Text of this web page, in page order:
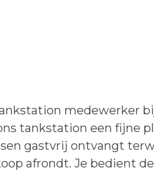
medewerker
tankstation een fijne
gastvrij ontvangt
afrondt. Je bedient